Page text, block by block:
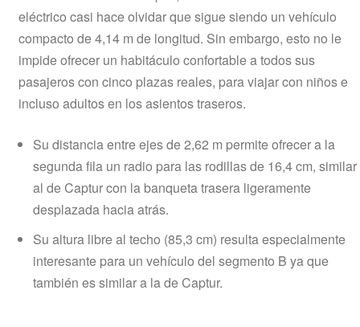
eléctrico casi hace olvidar que sigue siendo un vehículo
compacto de 4,14 m de longitud. Sin embargo, esto no le
impide ofrecer un habitáculo confortable a todos sus
pasajeros con cinco plazas reales, para viajar con niños e
incluso adultos en los asientos traseros.
Su distancia entre ejes de 2,62 m permite ofrecer a la
segunda fila un radio para las rodillas de 16,4 cm, similar
al de Captur con la banqueta trasera ligeramente
desplazada hacia atrás.
Su altura libre al techo (85,3 cm) resulta especialmente
interesante para un vehículo del segmento B ya que
también es similar a la de Captur.